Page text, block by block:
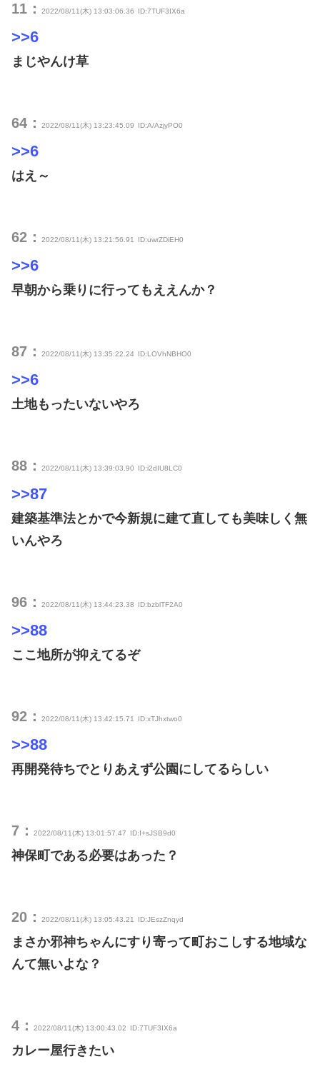
11： 2022/08/11(木) 13:03:06.36 ID:7TUF3IX6a
>>6
まじやんけ草
64： 2022/08/11(木) 13:23:45.09 ID:A/AzjyPO0
>>6
はえ～
62： 2022/08/11(木) 13:21:56.91 ID:uwrZDiEH0
>>6
早朝から乗りに行ってもええんか？
87： 2022/08/11(木) 13:35:22.24 ID:LOVhNBHO0
>>6
土地もったいないやろ
88： 2022/08/11(木) 13:39:03.90 ID:i2dIU8LC0
>>87
建築基準法とかで今新規に建て直しても美味しく無
いんやろ
96： 2022/08/11(木) 13:44:23.38 ID:bzblTF2A0
>>88
ここ地所が抑えてるぞ
92： 2022/08/11(木) 13:42:15.71 ID:xTJhxtwo0
>>88
再開発待ちでとりあえず公園にしてるらしい
7： 2022/08/11(木) 13:01:57.47 ID:I+sJSB9d0
神保町である必要はあった？
20： 2022/08/11(木) 13:05:43.21 ID:JEszZnqyd
まさか邪神ちゃんにすり寄って町おこしする地域な
んて無いよな？
4： 2022/08/11(木) 13:00:43.02 ID:7TUF3IX6a
カレー屋行きたい